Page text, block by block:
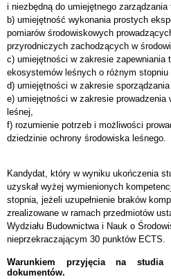
i niezbędną do umiejętnego
b) umiejętność wykonania prostych
pomiarów środowiskowych
przyrodniczych zachodzących w
c) umiejętności w zakresie zapewniania
ekosystemów leśnych o różnym stopniu
d) umiejętności w zakresie
e) umiejętności w zakresie prowadzenia
leśnej,
f) rozumienie potrzeb i możliwości
dziedzinie ochrony środowiska leśnego.
Kandydat, który w wyniku ukończenia
uzyskał wyżej wymienionych
stopnia, jeżeli uzupełnienie braków
zrealizowane w ramach przedmiotów
Wydziału Budownictwa i Nauk o
nieprzekraczającym 30 punktów ECTS.
Warunkiem przyjęcia na studia
dokumentów.